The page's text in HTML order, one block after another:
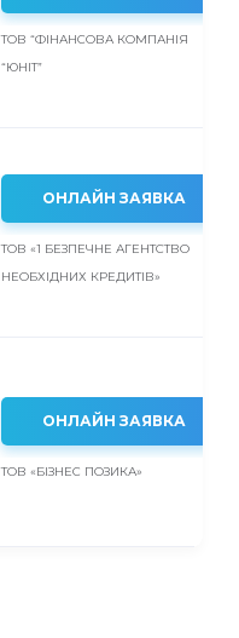
ТОВ “ФІНАНСОВА КОМПАНІЯ
“ЮНІТ”
ОНЛАЙН ЗАЯВКА
ТОВ «1 БЕЗПЕЧНЕ АГЕНТСТВО
НЕОБХІДНИХ КРЕДИТІВ»
ОНЛАЙН ЗАЯВКА
ТОВ «БІЗНЕС ПОЗИКА»